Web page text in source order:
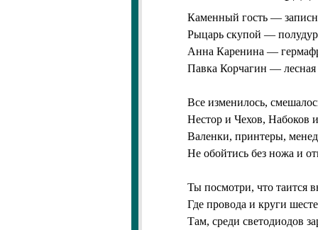
Каменный гость —
Рыцарь скупой —
Анна Каренина —
Павка Корчагин —
Все изменилось,
Нестор и Чехов, Набоков
Валенки, принтеры,
Не обойтись без ножа и
Ты посмотри, что таится
Где провода и круги
Там, среди светодиодов